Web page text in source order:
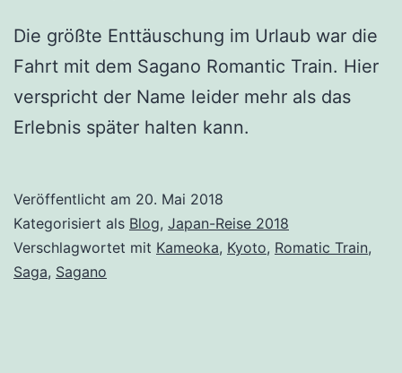
Die größte Enttäuschung im Urlaub war die
Fahrt mit dem Sagano Romantic Train. Hier
verspricht der Name leider mehr als das
Erlebnis später halten kann.
Veröffentlicht am 20. Mai 2018
Kategorisiert als Blog, Japan-Reise 2018
Verschlagwortet mit Kameoka, Kyoto, Romatic Train,
Saga, Sagano